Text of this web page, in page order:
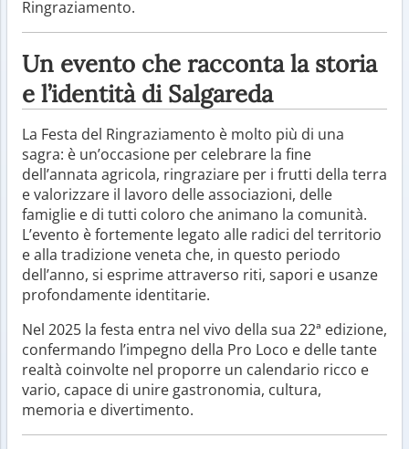
Ringraziamento.
Un evento che racconta la storia
e l’identità di Salgareda
La Festa del Ringraziamento è molto più di una
sagra: è un’occasione per celebrare la fine
dell’annata agricola, ringraziare per i frutti della terra
e valorizzare il lavoro delle associazioni, delle
famiglie e di tutti coloro che animano la comunità.
L’evento è fortemente legato alle radici del territorio
e alla tradizione veneta che, in questo periodo
dell’anno, si esprime attraverso riti, sapori e usanze
profondamente identitarie.
Nel 2025 la festa entra nel vivo della sua 22ª edizione,
confermando l’impegno della Pro Loco e delle tante
realtà coinvolte nel proporre un calendario ricco e
vario, capace di unire gastronomia, cultura,
memoria e divertimento.